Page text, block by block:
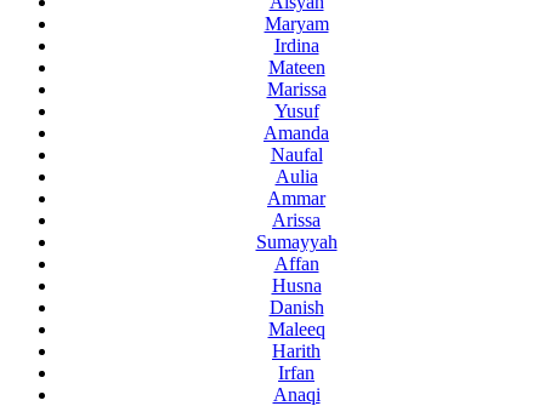
Maryam
Irdina
Mateen
Marissa
Yusuf
Amanda
Naufal
Aulia
Ammar
Arissa
Sumayyah
Affan
Husna
Danish
Maleeq
Harith
Irfan
Anaqi